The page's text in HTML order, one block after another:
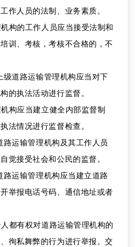
作人员的法制、业务素质。
构的工作人员应当接受法制和
训、考核，考核不合格的，不
级道路运输管理机构应当对下
的执法活动进行监督。
构应当建立健全内部监督制
法情况进行监督检查。
路运输管理机构及其工作人员
觉接受社会和公民的监督。
路运输管理机构应当建立道路
举报电话号码、通信地址或者
都有权对道路运输管理机构的
徇私舞弊的行为进行举报。交